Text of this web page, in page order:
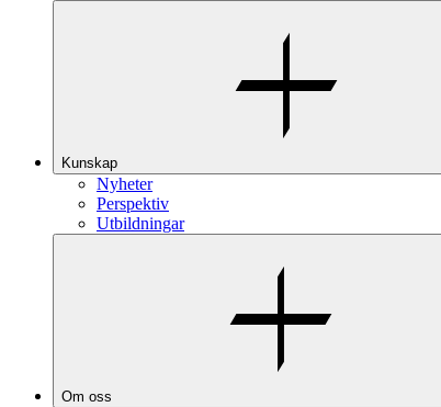
Kunskap
Nyheter
Perspektiv
Utbildningar
Om oss